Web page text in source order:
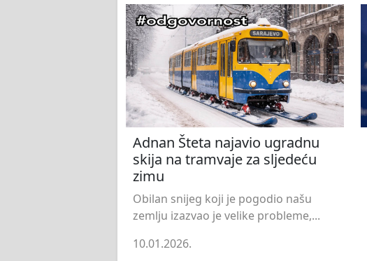
Adnan Šteta najavio ugradnu
skija na tramvaje za sljedeću
zimu
Obilan snijeg koji je pogodio našu
zemlju izazvao je velike probleme,...
10.01.2026.